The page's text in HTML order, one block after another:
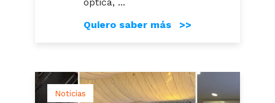
Quiero saber más >>
Noticias